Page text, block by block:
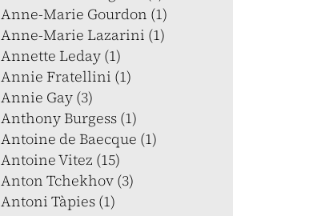
Anne-Marie Gourdon (1)
Anne-Marie Lazarini (1)
Annette Leday (1)
Annie Fratellini (1)
Annie Gay (3)
Anthony Burgess (1)
Antoine de Baecque (1)
Antoine Vitez (15)
Anton Tchekhov (3)
Antoni Tàpies (1)